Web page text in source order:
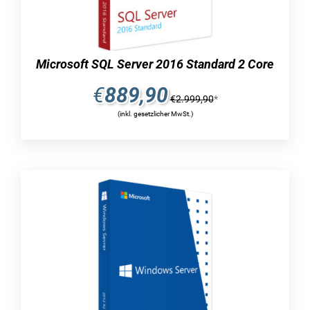
installiert und konfiguriert. Andere Rollendienste
der Remotedesktopdienste, einschließlich RD-
Sitzungshost, werden nicht unterstützt. Wenn
Server 2016 Standard über unseren Online-Shop
erwerben, stehen Ihnen die Remote Desktop
Services 2016 vollständig für Remote-Zugriffe
Benutzerauthentifizierung
Alle Features von AD Federation Services, AD
Lightweight Directory Services, Application
Server und Hyper-V stehen ohne jegliche
Einschränkungen zur Verfügung. Die
Verwendung von Active Directory Federation
Services ermöglicht es Benutzern, über die
Microsoft SQL Server 2016 Standard 2 Core
€889,90€2.999,90*
(inkl. gesetzlicher MwSt.)